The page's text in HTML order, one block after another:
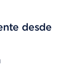
desde